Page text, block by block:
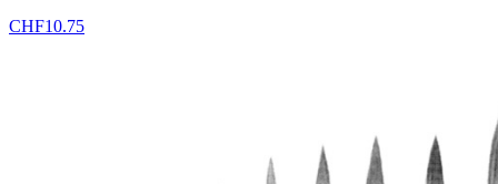
CHF10.75